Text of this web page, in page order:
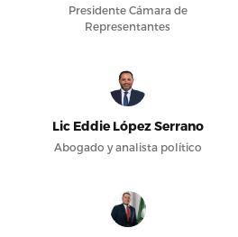
Presidente Cámara de
Representantes
Lic Eddie López Serrano
Abogado y analista político